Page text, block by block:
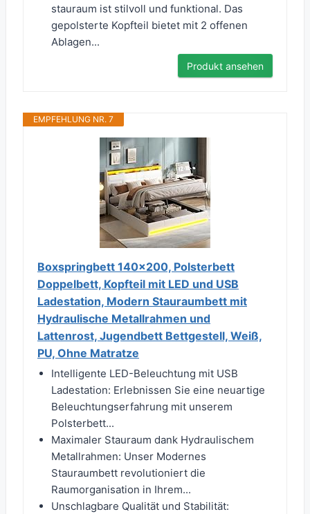
stauraum ist stilvoll und funktional. Das
gepolsterte Kopfteil bietet mit 2 offenen
Ablagen...
Produkt ansehen
EMPFEHLUNG NR. 7
Boxspringbett 140x200, Polsterbett
Doppelbett, Kopfteil mit LED und USB
Ladestation, Modern Stauraumbett mit
Hydraulische Metallrahmen und
Lattenrost, Jugendbett Bettgestell, Weiß,
PU, Ohne Matratze
Intelligente LED-Beleuchtung mit USB
Ladestation: Erlebnissen Sie eine neuartige
Beleuchtungserfahrung mit unserem
Polsterbett...
Maximaler Stauraum dank Hydraulischem
Metallrahmen: Unser Modernes
Stauraumbett revolutioniert die
Raumorganisation in Ihrem...
Unschlagbare Qualität und Stabilität: